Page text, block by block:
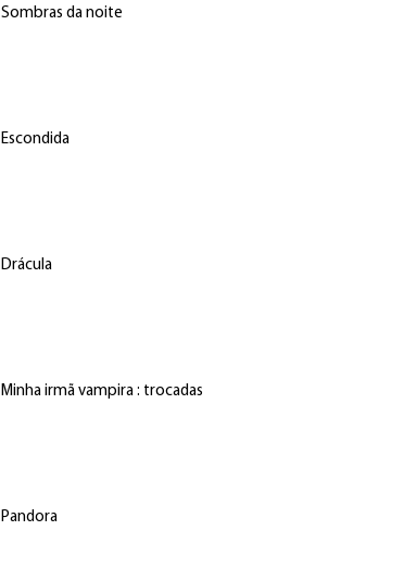
Sombras da noite
Escondida
Drácula
Minha irmã vampira : trocadas
Pandora